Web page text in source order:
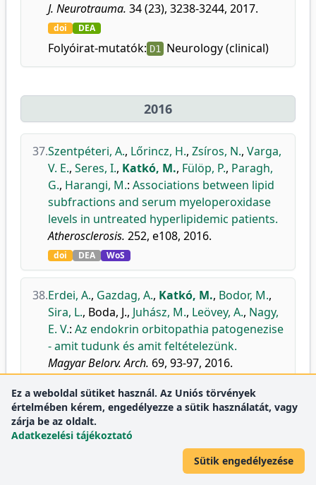
J. Neurotrauma. 34 (23), 3238-3244, 2017.
doi DEA
Folyóirat-mutatók: D1 Neurology (clinical)
2016
37.Szentpéteri, A., Lőrincz, H., Zsíros, N., Varga,
V. E., Seres, I., Katkó, M., Fülöp, P., Paragh,
G., Harangi, M.: Associations between lipid
subfractions and serum myeloperoxidase
levels in untreated hyperlipidemic patients.
Atherosclerosis. 252, e108, 2016.
doi DEA WoS
38.Erdei, A., Gazdag, A., Katkó, M., Bodor, M.,
Sira, L., Boda, J., Juhász, M., Leövey, A., Nagy,
E. V.: Az endokrin orbitopathia patogenezise
- amit tudunk és amit feltételezünk.
Magyar Belorv. Arch. 69, 93-97, 2016.
39.Galgóczi, E.
Katkó, M.,M. Nagy, D.
Nagy, E. V.:Cell density
dependent stimulation of PAI-1 and
Ez a weboldal sütiket használ. Az Uniós törvények
értelmében kérem, engedélyezze a sütik használatát, vagy
zárja be az oldalt.
Adatkezelési tájékoztató
Sütik engedélyezése